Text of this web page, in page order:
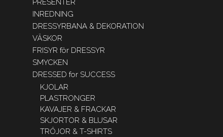
PRESENTER
INREDNING
DRESSYRBANA & DEKORATION
VÄSKOR
FRISYR för DRESSYR
SMYCKEN
DRESSED for SUCCESS
KJOLAR
PLASTRONGER
KAVAJER & FRACKAR
SKJORTOR & BLUSAR
TRÖJOR & T-SHIRTS